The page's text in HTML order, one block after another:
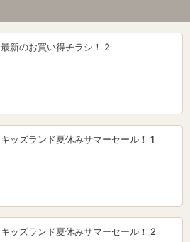
最新のお買い得チラシ！ 2
キッズランド夏休みサマーセール！ 1
キッズランド夏休みサマーセール！ 2